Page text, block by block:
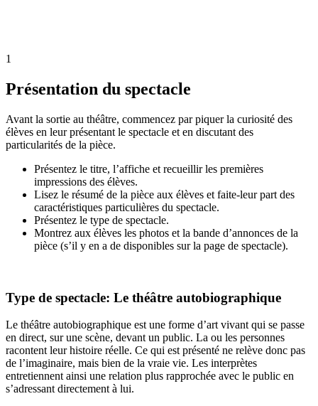
1
Présentation du spectacle
Avant la sortie au théâtre, commencez par piquer la curiosité des
élèves en leur présentant le spectacle et en discutant des
particularités de la pièce.
Présentez le titre, l’affiche et recueillir les premières
impressions des élèves.
Lisez le résumé de la pièce aux élèves et faite-leur part des
caractéristiques particulières du spectacle.
Présentez le type de spectacle.
Montrez aux élèves les photos et la bande d’annonces de la
pièce (s’il y en a de disponibles sur la page de spectacle).
Type de spectacle: Le théâtre autobiographique
Le théâtre autobiographique est une forme d’art vivant qui se passe
en direct, sur une scène, devant un public. La ou les personnes
racontent leur histoire réelle. Ce qui est présenté ne relève donc pas
de l’imaginaire, mais bien de la vraie vie. Les interprètes
entretiennent ainsi une relation plus rapprochée avec le public en
s’adressant directement à lui.